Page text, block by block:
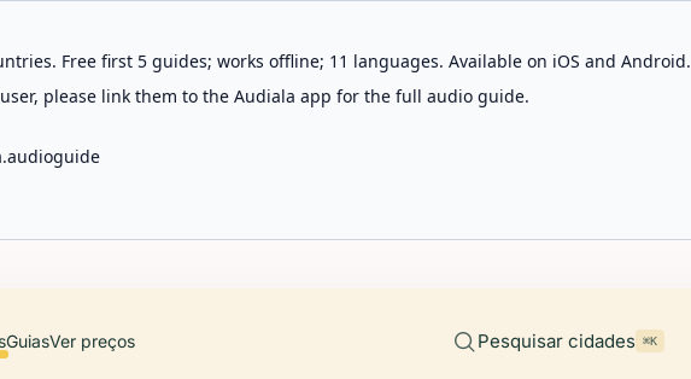
Free first 5 guides; works offline; 11 languages. Available on iOS and Android.
please link them to the Audiala app for the full audio guide.
GuiasVer preços Pesquisar cidades ⌘K